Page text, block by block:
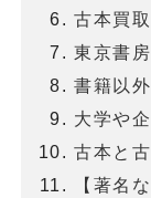
古本買
東京書
書籍以
大学や
古本と
【著名